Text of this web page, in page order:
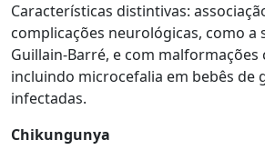
Características distintivas:
complicações neurológicas, como a
Guillain-Barré, e com malformações
incluindo microcefalia em bebês de
infectadas.
Chikungunya